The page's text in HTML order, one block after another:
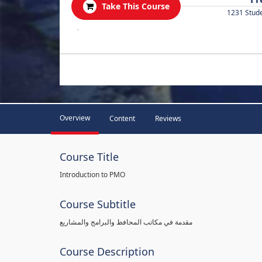
Take This Course
1231
.
Overview Content Reviews
Course Title
Introduction to PMO
Course Subtitle
مقدمة في مكاتب المحافظ والبرامج والمشاريع
Course Description